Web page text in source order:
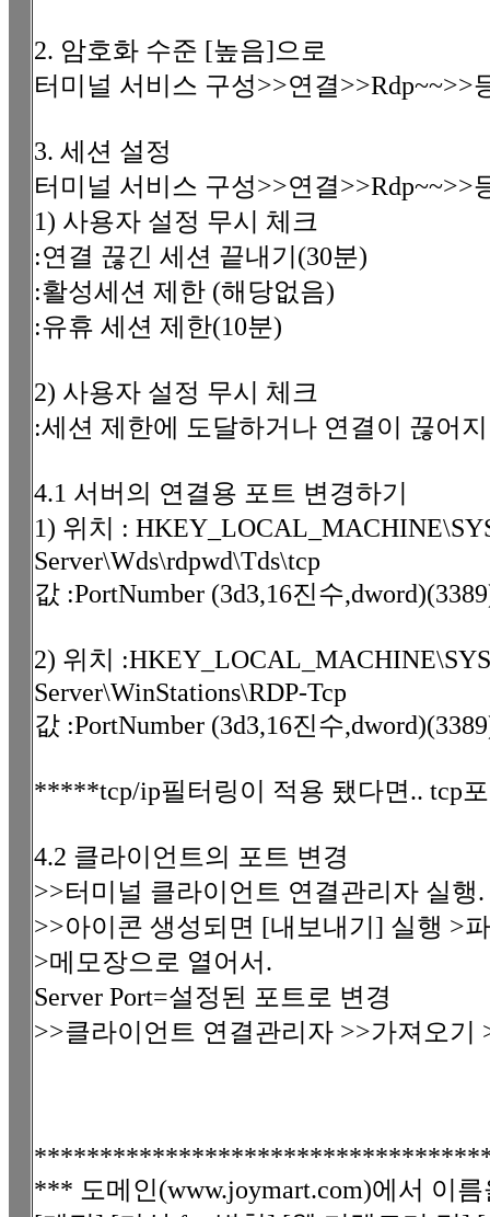
2. 암호화 수준 [높음]으로
터미널 서비스 구성>>연결
3. 세션 설정
터미널 서비스 구성>>연결>>Rdp~~>>
1) 사용자 설정 무시 체크
:연결 끊긴 세션 끝내기(30분)
:활성세션 제한 (해당없음)
:유휴 세션 제한(10분)
2) 사용자 설정 무시 체크
:세션 제한에 도달하거나 연결이 끊어
4.1 서버의 연결용 포트 변경하기
1) 위치 :
Server\Wds\rdpwd\Tds\tcp
값 :PortNumber (3d3,16진수
2) 위치
Server\WinStations\RDP-Tcp
값 :PortNumber (3d3,16진수
*****tcp/ip필터링이 적용 됐다면.. tcp
4.2 클라이언트의 포트 변경
>>터미널 클라이언트 연결관리자 실행.
>>아이콘 생성되면 [내보내기] 실행 >
>메모장으로 열어서.
Server Port=설정된 포트로 변경
>>클라이언트 연결관리자 >>가져오기
*** 도메인(www.joymart.com)에서 이